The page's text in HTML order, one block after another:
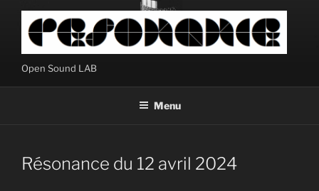
Aller
contenu
Open Sound LAB
Menu
Résonance du 12 avril 2024